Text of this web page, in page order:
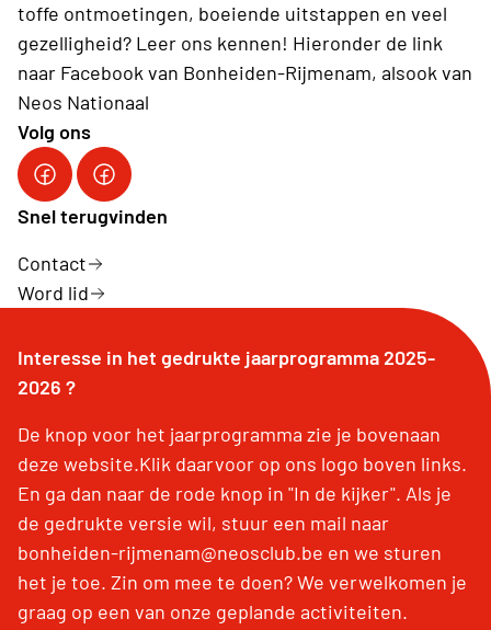
toffe ontmoetingen, boeiende uitstappen en veel
gezelligheid? Leer ons kennen! Hieronder de link
naar Facebook van Bonheiden-Rijmenam, alsook van
Neos Nationaal
Volg ons
NEOS Bonheiden-Rijmenam
Neos Nationaal
Snel terugvinden
Contact
Word lid
Interesse in het gedrukte jaarprogramma 2025-
2026 ?
De knop voor het jaarprogramma zie je bovenaan
deze website.Klik daarvoor op ons logo boven links.
En ga dan naar de rode knop in "In de kijker". Als je
de gedrukte versie wil, stuur een mail naar
bonheiden-rijmenam@neosclub.be en we sturen
het je toe. Zin om mee te doen? We verwelkomen je
graag op een van onze geplande activiteiten.